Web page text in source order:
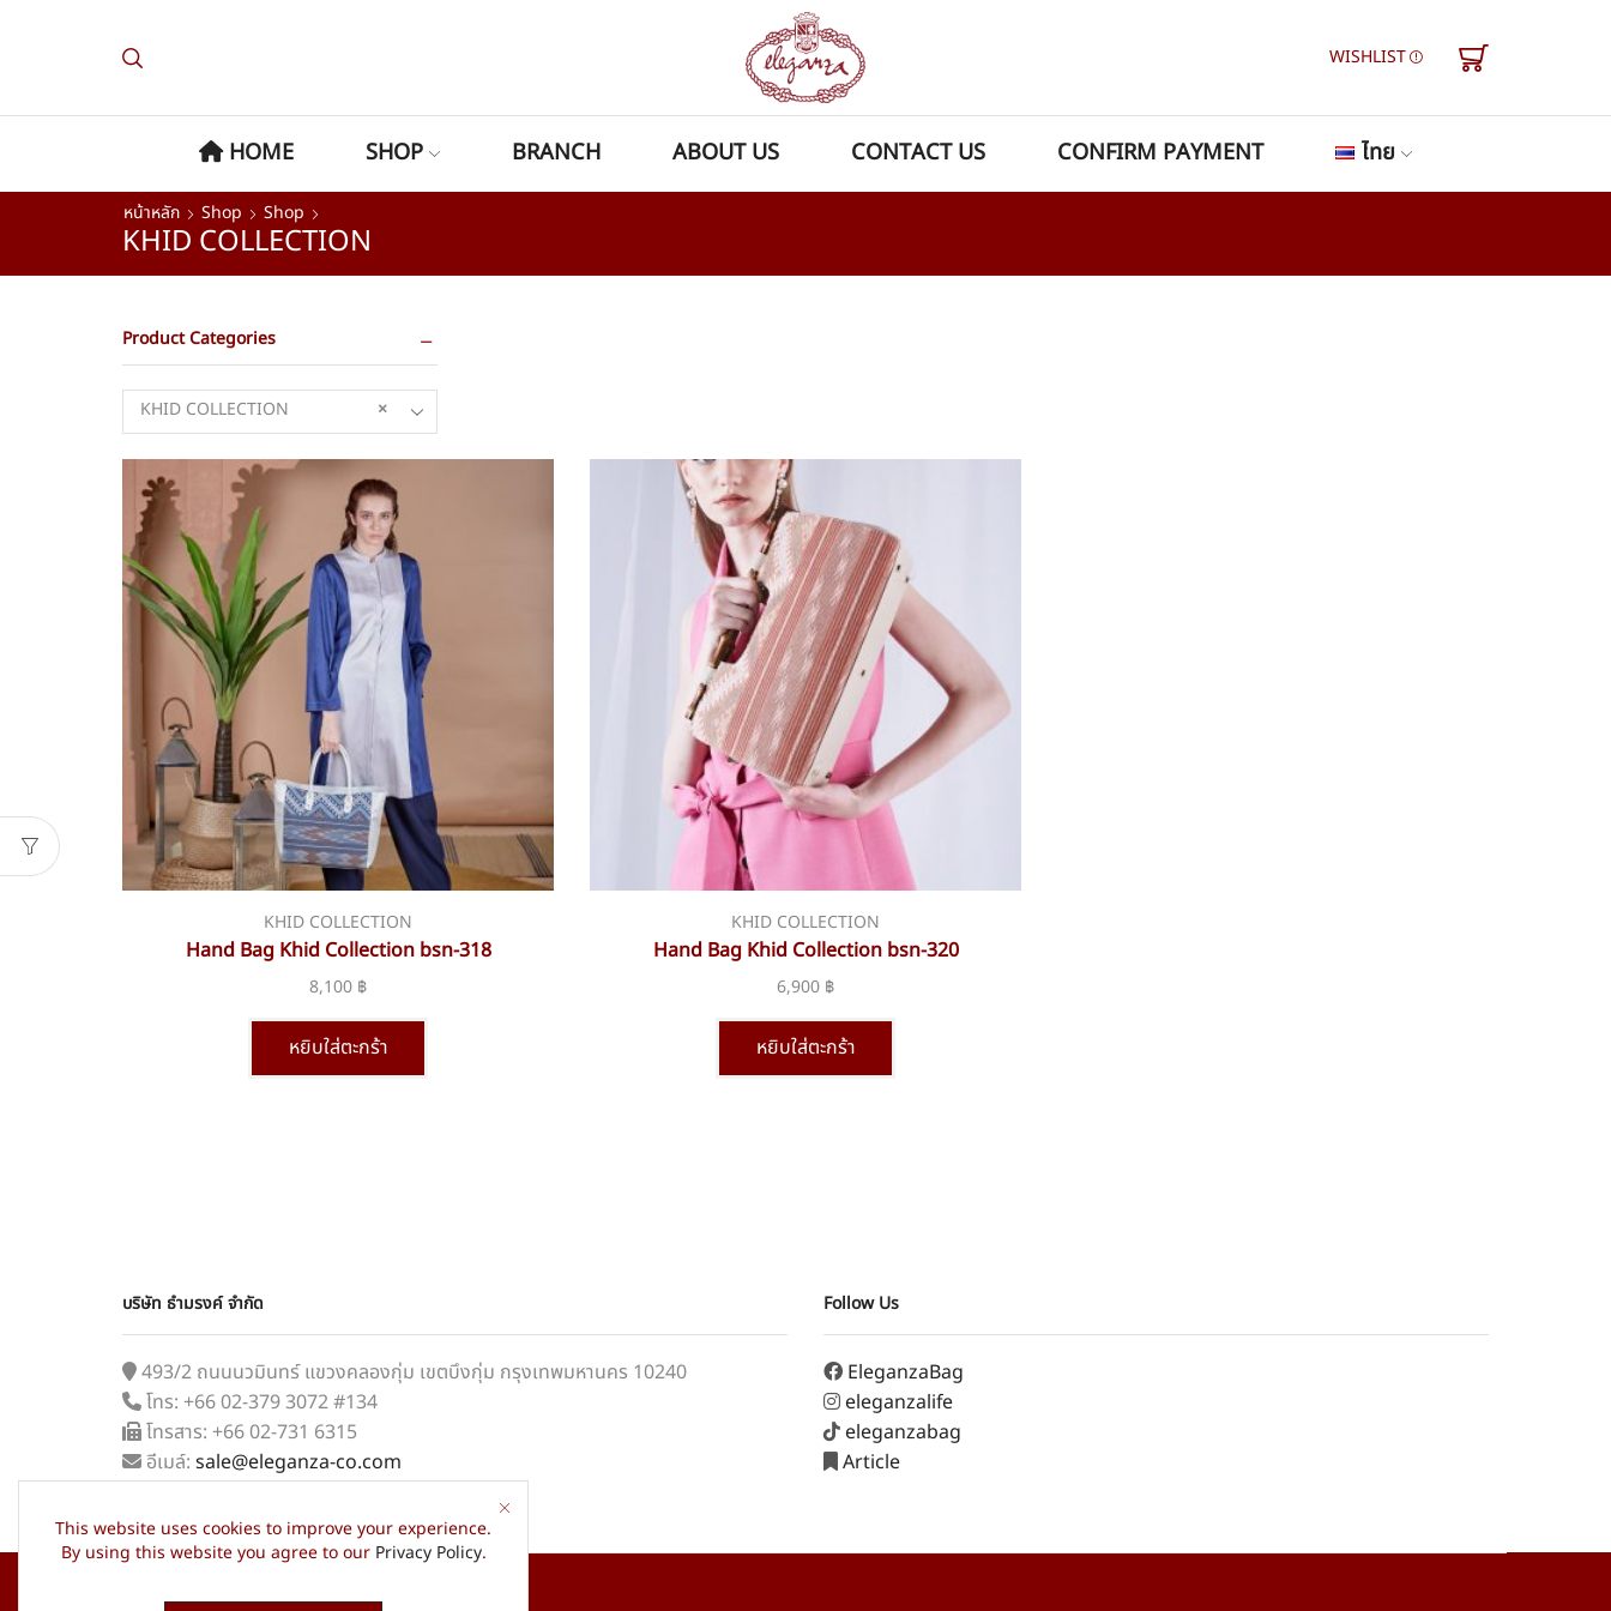
WISHLIST
HOME SHOP BRANCH ABOUT US CONTACT US CONFIRM PAYMENT ไทย
หน้าหลัก Shop Shop
KHID COLLECTION
Product Categories
×
KHID COLLECTION
KHID COLLECTION
Hand Bag Khid Collection bsn-318
8,100 ฿
หยิบใส่ตะกร้า
KHID COLLECTION
Hand Bag Khid Collection bsn-320
6,900 ฿
หยิบใส่ตะกร้า
บริษัท ธำมรงค์ จำกัด
493/2 ถนนนวมินทร์ แขวงคลองกุ่ม เขตบึงกุ่ม กรุงเทพมหานคร 10240
โทร: +66 02-379 3072 #134
โทรสาร: +66 02-731 6315
อีเมล์: sale@eleganza-co.com
Follow Us
EleganzaBag
eleganzalife
eleganzabag
Article
This website uses cookies to improve your experience.
By using this website you agree to our Privacy Policy.